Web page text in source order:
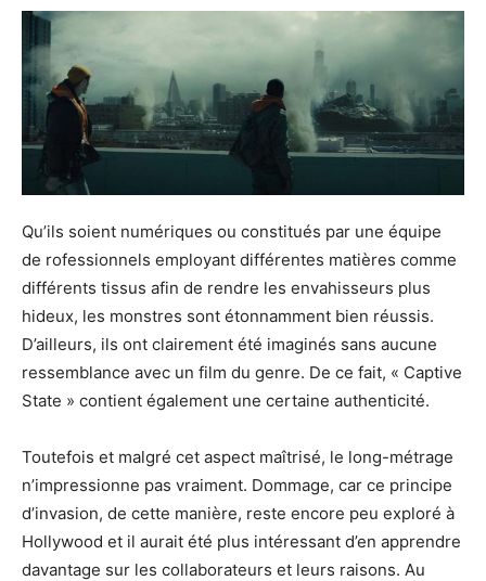
Qu’ils soient numériques ou constitués par une équipe
de rofessionnels employant différentes matières comme
différents tissus afin de rendre les envahisseurs plus
hideux, les monstres sont étonnamment bien réussis.
D’ailleurs, ils ont clairement été imaginés sans aucune
ressemblance avec un film du genre. De ce fait, « Captive
State » contient également une certaine authenticité.
Toutefois et malgré cet aspect maîtrisé, le long-métrage
n’impressionne pas vraiment. Dommage, car ce principe
d’invasion, de cette manière, reste encore peu exploré à
Hollywood et il aurait été plus intéressant d’en apprendre
davantage sur les collaborateurs et leurs raisons. Au